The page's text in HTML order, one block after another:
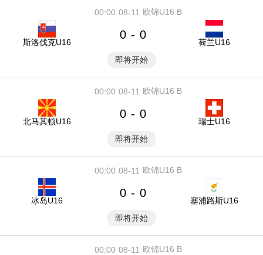
08-11
00:00 欧锦U16 B
斯洛伐克U16
0 - 0
荷兰U16
即将开始
08-11
00:00 欧锦U16 B
北马其顿U16
0 - 0
瑞士U16
即将开始
08-11
00:00 欧锦U16 B
冰岛U16
0 - 0
塞浦路斯U16
即将开始
08-11
00:00 欧锦U16 B